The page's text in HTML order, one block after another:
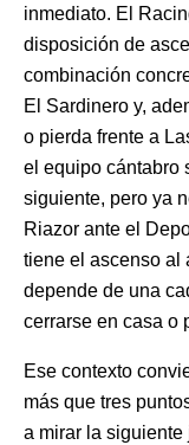
inmediato. El
disposición de
combinación
El Sardinero y,
o pierda frente a
el equipo cántabro
siguiente, pero ya
Riazor ante el
tiene el ascenso al
depende de una
cerrarse en casa o
Ese contexto
más que tres
a mirar la